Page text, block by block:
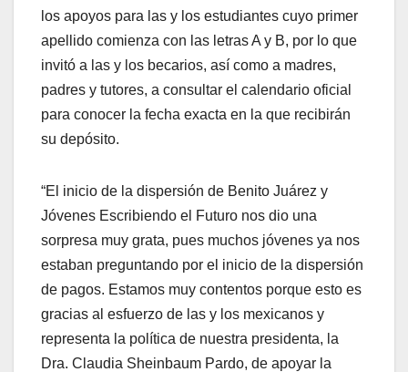
los apoyos para las y los estudiantes cuyo primer
apellido comienza con las letras A y B, por lo que
invitó a las y los becarios, así como a madres,
padres y tutores, a consultar el calendario oficial
para conocer la fecha exacta en la que recibirán
su depósito.
“El inicio de la dispersión de Benito Juárez y
Jóvenes Escribiendo el Futuro nos dio una
sorpresa muy grata, pues muchos jóvenes ya nos
estaban preguntando por el inicio de la dispersión
de pagos. Estamos muy contentos porque esto es
gracias al esfuerzo de las y los mexicanos y
representa la política de nuestra presidenta, la
Dra. Claudia Sheinbaum Pardo, de apoyar la